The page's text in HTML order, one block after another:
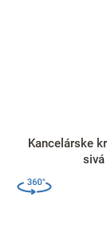
Kancelárske
sivá